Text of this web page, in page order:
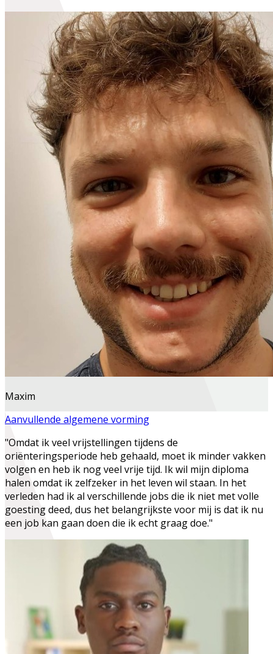
Maxim
Aanvullende algemene vorming
"Omdat ik veel vrijstellingen tijdens de
oriënteringsperiode heb gehaald, moet ik minder vakken
volgen en heb ik nog veel vrije tijd. Ik wil mijn diploma
halen omdat ik zelfzeker in het leven wil staan. In het
verleden had ik al verschillende jobs die ik niet met volle
goesting deed, dus het belangrijkste voor mij is dat ik nu
een job kan gaan doen die ik echt graag doe."